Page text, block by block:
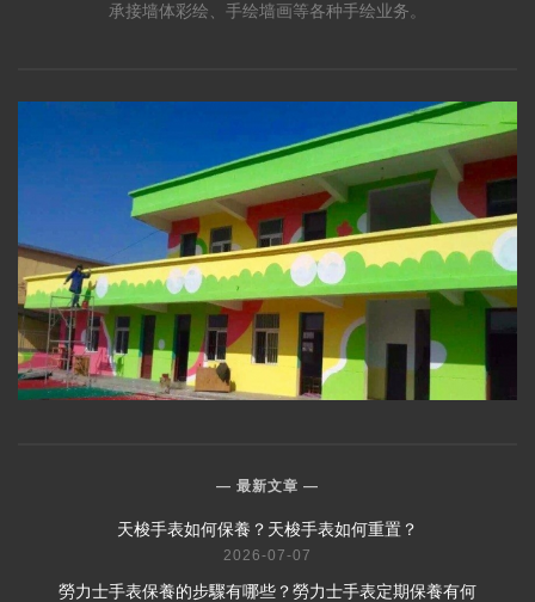
承接墙体彩绘、手绘墙画等各种手绘业务。
最新文章
​天梭手表如何保養？天梭手表如何重置？
2026-07-07
​勞力士手表保養的步驟有哪些？勞力士手表定期保養有何